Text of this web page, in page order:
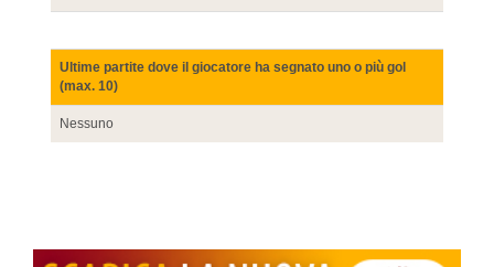
Ultime partite dove il giocatore ha segnato uno o più gol
(max. 10)
Nessuno